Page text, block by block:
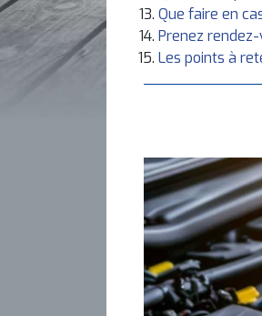
Que faire en
Prenez
Les points à